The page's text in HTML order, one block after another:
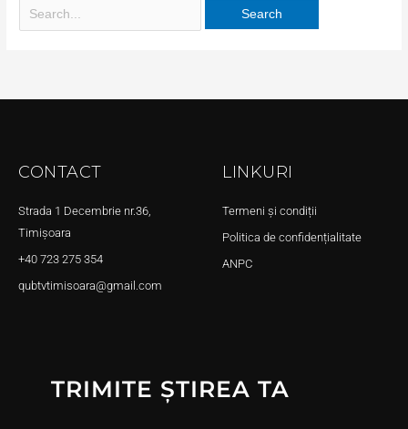
CONTACT
Strada 1 Decembrie nr.36,
Timișoara
+40 723 275 354
qubtvtimisoara@gmail.com
LINKURI
Termeni și condiții
Politica de confidențialitate
ANPC
TRIMITE ȘTIREA TA